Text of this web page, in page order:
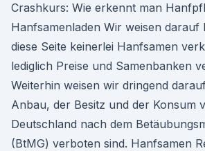
Crashkurs: Wie erkennt man
Hanfsamenladen Wir weisen darauf
diese Seite keinerlei Hanfsamen
lediglich Preise und Samenbanken
Weiterhin weisen wir dringend
Anbau, der Besitz und der Konsum
Deutschland nach dem
(BtMG) verboten sind. Hanfsamen